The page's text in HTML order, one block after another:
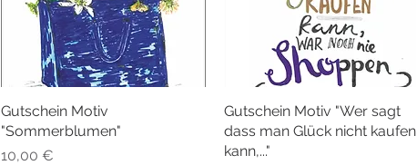
Schnellansicht
Gutschein Motiv
"Sommerblumen"
Preis
10,00 €
Schnellansicht
Gutschein Motiv "Wer sagt
dass man Glück nicht kaufen
kann,..."